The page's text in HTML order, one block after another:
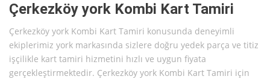
Çerkezköy york Kombi Kart Tamiri
Çerkezköy york Kombi Kart Tamiri konusunda deneyimli
ekiplerimiz york markasında sizlere doğru yedek parça ve titiz
işçilikle kart tamiri hizmetini hızlı ve uygun fiyata
gerçekleştirmektedir. Çerkezköy york Kombi Kart Tamiri için